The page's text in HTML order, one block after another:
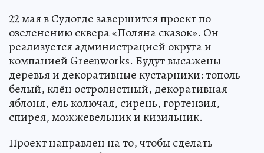
22 мая в Судогде завершится проект по
озеленению сквера «Поляна сказок». Он
реализуется администрацией округа и
компанией Greenworks. Будут высажены
деревья и декоративные кустарники: тополь
белый, клён остролистный, декоративная
яблоня, ель колючая, сирень, гортензия,
спирея, можжевельник и кизильник.
Проект направлен на то, чтобы сделать